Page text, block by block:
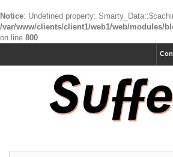
Notice: Undefined property:
/var/www/clients/client1/web1/web/modules/
on line 800